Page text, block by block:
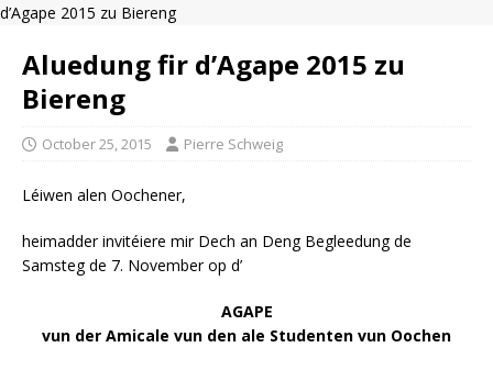
d’Agape 2015 zu Biereng
Aluedung fir d’Agape 2015 zu
Biereng
October 25, 2015 Pierre Schweig
Léiwen alen Oochener,
heimadder invitéiere mir Dech an Deng Begleedung de
Samsteg de 7. November op d’
AGAPE
vun der Amicale vun den ale Studenten vun Oochen